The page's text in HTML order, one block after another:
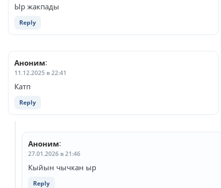
Ыр жакпады
Reply
Аноним:
11.12.2025 в 22:41
Катп
Reply
Аноним:
27.01.2026 в 21:46
Кыйын чычкан ыр
Reply